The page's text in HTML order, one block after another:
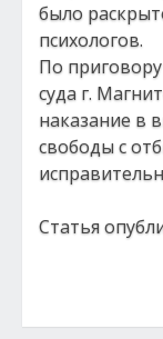
было
психологов.
По
суда г.
наказание в
свободы с
Статья